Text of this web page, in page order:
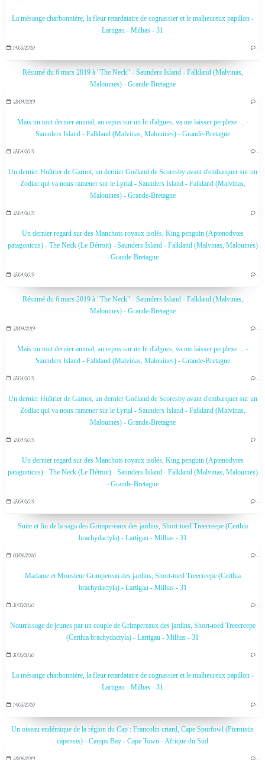
La mésange charbonnière, la fleur retardataire de cognassier et le malheureux papillon -
Lartigau - Milhas - 31
14/05/2020 …
Résumé du 6 mars 2019 à "The Neck" - Saunders Island - Falkland (Malvinas,
Malouines) - Grande-Bretagne
28/04/2019 …
Mais un tout dernier animal, au repos sur un lit d'algues, va me laisser perplexe ... -
Saunders Island - Falkland (Malvinas, Malouines) - Grande-Bretagne
27/04/2019 …
Un dernier Huîtrier de Garnot, un dernier Goéland de Scoresby avant d'embarquer sur un
Zodiac qui va nous ramener sur le Lyrial - Saunders Island - Falkland (Malvinas,
Malouines) - Grande-Bretagne
27/04/2019 …
Un dernier regard sur des Manchots royaux isolés, King penguin (Aptenodytes
patagonicus) - The Neck (Le Détroit) - Saunders Island - Falkland (Malvinas, Malouines)
- Grande-Bretagne
27/04/2019 …
Résumé du 6 mars 2019 à "The Neck" - Saunders Island - Falkland (Malvinas,
Malouines) - Grande-Bretagne
28/04/2019 …
Mais un tout dernier animal, au repos sur un lit d'algues, va me laisser perplexe ... -
Saunders Island - Falkland (Malvinas, Malouines) - Grande-Bretagne
27/04/2019 …
Un dernier Huîtrier de Garnot, un dernier Goéland de Scoresby avant d'embarquer sur un
Zodiac qui va nous ramener sur le Lyrial - Saunders Island - Falkland (Malvinas,
Malouines) - Grande-Bretagne
27/04/2019 …
Un dernier regard sur des Manchots royaux isolés, King penguin (Aptenodytes
patagonicus) - The Neck (Le Détroit) - Saunders Island - Falkland (Malvinas, Malouines)
- Grande-Bretagne
27/04/2019 …
Suite et fin de la saga des Grimpereaux des jardins, Short-toed Treecreepe (Certhia
brachydactyla) - Lartigau - Milhas - 31
03/06/2020 …
Madame et Monsieur Grimpereau des jardins, Short-toed Treecreepe (Certhia
brachydactyla) - Lartigau - Milhas - 31
31/05/2020 …
Nourrissage de jeunes par un couple de Grimpereaux des jardins, Short-toed Treecreepe
(Certhia brachydactyla) - Lartigau - Milhas - 31
31/05/2020 …
La mésange charbonnière, la fleur retardataire de cognassier et le malheureux papillon -
Lartigau - Milhas - 31
14/05/2020 …
Un oiseau endémique de la région du Cap : Francolin criard, Cape Spurfowl (Pternistis
capensis) - Camps Bay - Cape Town - Afrique du Sud
28/06/2019 …